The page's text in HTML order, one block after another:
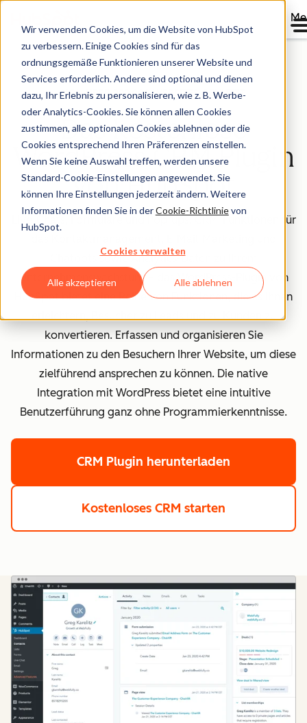
Wir verwenden Cookies, um die Website von HubSpot
zu verbessern. Einige Cookies sind für das
ordnungsgemäße Funktionieren unserer Website und
Services erforderlich. Andere sind optional und dienen
dazu, Ihr Erlebnis zu personalisieren, wie z. B. Werbe-
oder Analytics-Cookies. Sie können allen Cookies
zustimmen, alle optionalen Cookies ablehnen oder die
Cookies entsprechend Ihren Präferenzen einstellen.
Wenn Sie keine Auswahl treffen, werden unsere
Standard-Cookie-Einstellungen angewendet. Sie
können Ihre Einstellungen jederzeit ändern. Weitere
Informationen finden Sie in derCookie-Richtlinievon
HubSpot.
Cookies verwalten
Alle akzeptieren Alle ablehnen
VON ÜBER 299.000 WEBSITES GENUTZT
Das kostenlose
WordPress CRM Plugin
von HubSpot
Live-Chats, Formulare und Pop-ups, CRM-Funktionen für
Chatbots sowie Analytics-Daten zu Ihrem
Unternehmenswachstum – das WordPress-Plugin von
HubSpot bietet eine Reihe von Funktionen, die es Ihnen
erleichtern, Besucher zu Leads und zu Kunden zu
konvertieren. Erfassen und organisieren Sie
Informationen zu den Besuchern Ihrer Website, um diese
zielführend ansprechen zu können. Die native
Integration mit WordPress bietet eine intuitive
Benutzerführung ganz ohne Programmierkenntnisse.
CRM Plugin herunterladen
Kostenloses CRM starten